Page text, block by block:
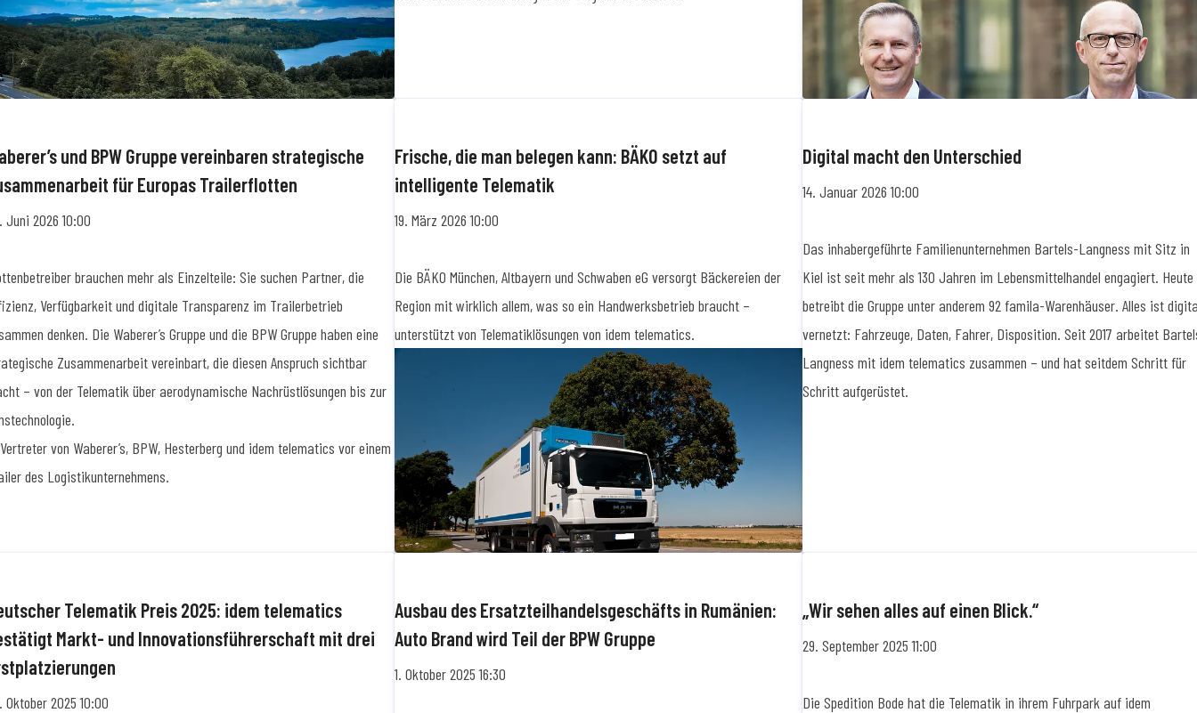
und BPW Gruppe vereinbaren strategische
für Europas Trailerflotten
Juni 2026 10:00
brauchen mehr als Einzelteile: Sie suchen Partner, die
Verfügbarkeit und digitale Transparenz im Trailerbetrieb
denken. Die Waberer’s Gruppe und die BPW Gruppe haben eine
Zusammenarbeit vereinbart, die diesen Anspruch sichtbar
– von der Telematik über aerodynamische Nachrüstlösungen bis zur
Frische, die man belegen kann: BÄKO setzt auf
intelligente Telematik
19. März 2026 10:00
Die BÄKO München, Altbayern und Schwaben eG versorgt Bäckereien der
Region mit wirklich allem, was so ein Handwerksbetrieb braucht –
unterstützt von Telematiklösungen von idem telematics.
Digital macht den Unterschied
14. Januar 2026 10:00
Das inhabergeführte Familienunternehmen Bartels-Langness mit Sitz in
Kiel ist seit mehr als 130 Jahren im Lebensmittelhandel engagiert. Heute
betreibt die Gruppe unter anderem 92 famila-Warenhäuser. Alles ist
vernetzt: Fahrzeuge, Daten, Fahrer, Disposition. Seit 2017 arbeitet
Langness mit idem telematics zusammen – und hat seitdem Schritt für
Schritt aufgerüstet.
Telematik Preis 2025: idem telematics
Markt- und Innovationsführerschaft mit drei
Oktober 2025 10:00
Ausbau des Ersatzteilhandelsgeschäfts in Rumänien:
Auto Brand wird Teil der BPW Gruppe
1. Oktober 2025 16:30
„Wir sehen alles auf einen Blick.“
29. September 2025 11:00
Die Spedition Bode hat die Telematik in ihrem Fuhrpark auf idem